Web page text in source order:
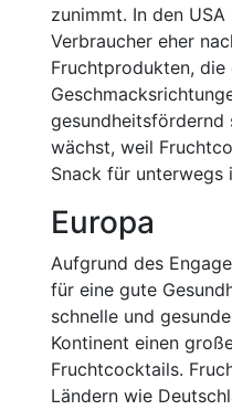
zunimmt. In den
Verbraucher eher
Fruchtprodukten, die
gesundheitsfördernd
wächst, weil
Snack für unterwegs
Europa
Aufgrund des
für eine gute
schnelle und
Kontinent einen
Fruchtcocktails.
Ländern wie